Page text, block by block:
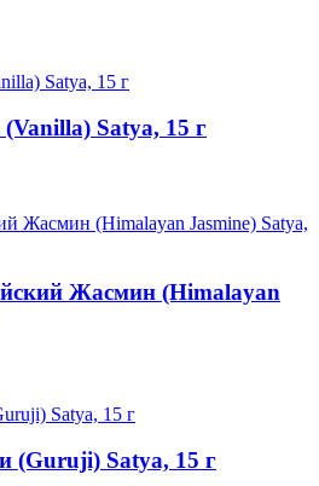
Satya, 15 г
Жасмин (Himalayan
(Guruji) Satya, 15 г